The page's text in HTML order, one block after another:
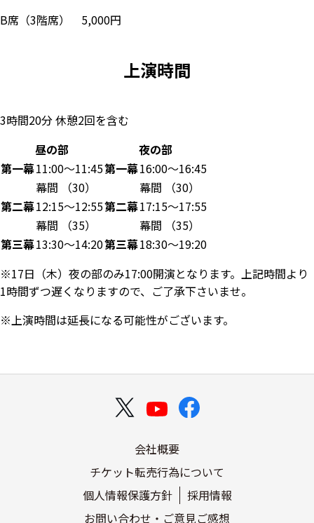
B席（3階席） 5,000円
上演時間
3時間20分 休憩2回を含む
昼の部
夜の部
第一幕11:00～11:45第一幕16:00～16:45
幕間 （30）
幕間 （30）
第二幕12:15～12:55第二幕17:15～17:55
幕間 （35）
幕間 （35）
第三幕13:30～14:20第三幕18:30～19:20
※17日（木）夜の部のみ17:00開演となります。上記時間より
1時間ずつ遅くなりますので、ご了承下さいませ。
※上演時間は延長になる可能性がございます。
会社概要
チケット転売行為について
個人情報保護方針
採用情報
お問い合わせ・ご意見ご感想